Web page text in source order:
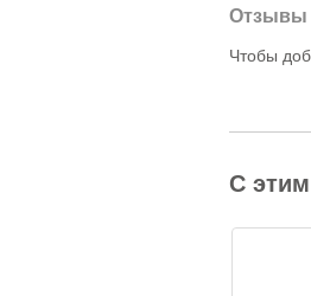
Отзывы
Чтобы
С